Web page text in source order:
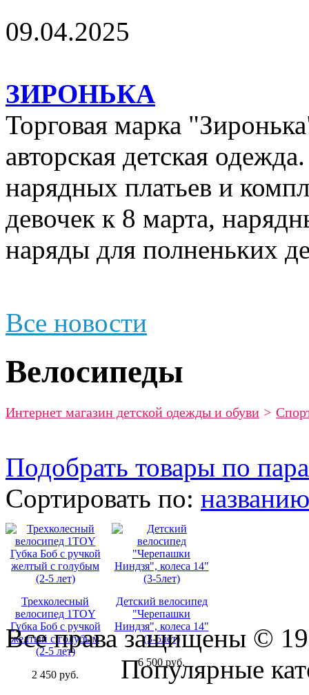
09.04.2025
ЗИРОНЬКА
Торговая марка
авторская детская
нарядных платьев и
девочек к 8 марта,
наряды для полненьких
Все новости
Велосипеды
Интернет магазин детской одежды и обуви >
Подобрать товары по
Сортировать по: названию
Трехколесный
велосипед 1TOY
Губка Боб с ручкой
желтый с голубым
(2-5 лет)
2 450 руб.
Детский велосипед
"Черепашки
Ниндзя", колеса 14"
(3-5лет)
6 500 руб.
Все права защищены ©
Присоединяйтесь к нам: Популярные